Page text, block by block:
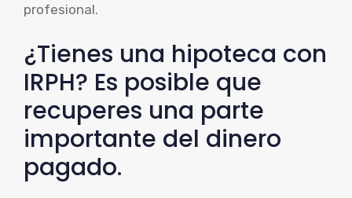
profesional.
¿Tienes una hipoteca con
IRPH? Es posible que
recuperes una parte
importante del dinero
pagado.